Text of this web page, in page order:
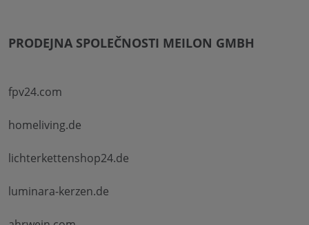
PRODEJNA SPOLEČNOSTI MEILON GMBH
fpv24.com
homeliving.de
lichterkettenshop24.de
luminara-kerzen.de